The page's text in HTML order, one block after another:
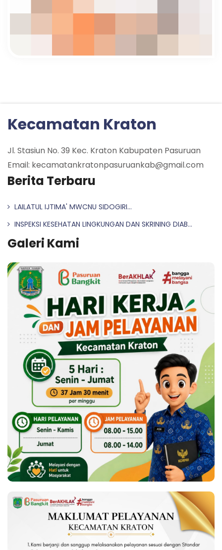
Kecamatan Kraton
Jl. Stasiun No. 39 Kec. Kraton Kabupaten Pasuruan
Email: kecamatankratonpasuruankab@gmail.com
Berita Terbaru
LAILATUL IJTIMA' MWCNU SIDOGIRI...
INSPEKSI KESEHATAN LINGKUNGAN DAN SKRINING DIAB...
Galeri Kami